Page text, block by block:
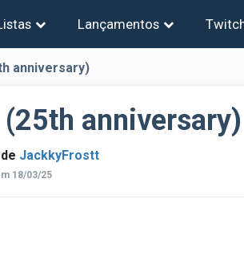
Lançamentos
anniversary)
(25th anniversary)
JackkyFrostt
18/03/25